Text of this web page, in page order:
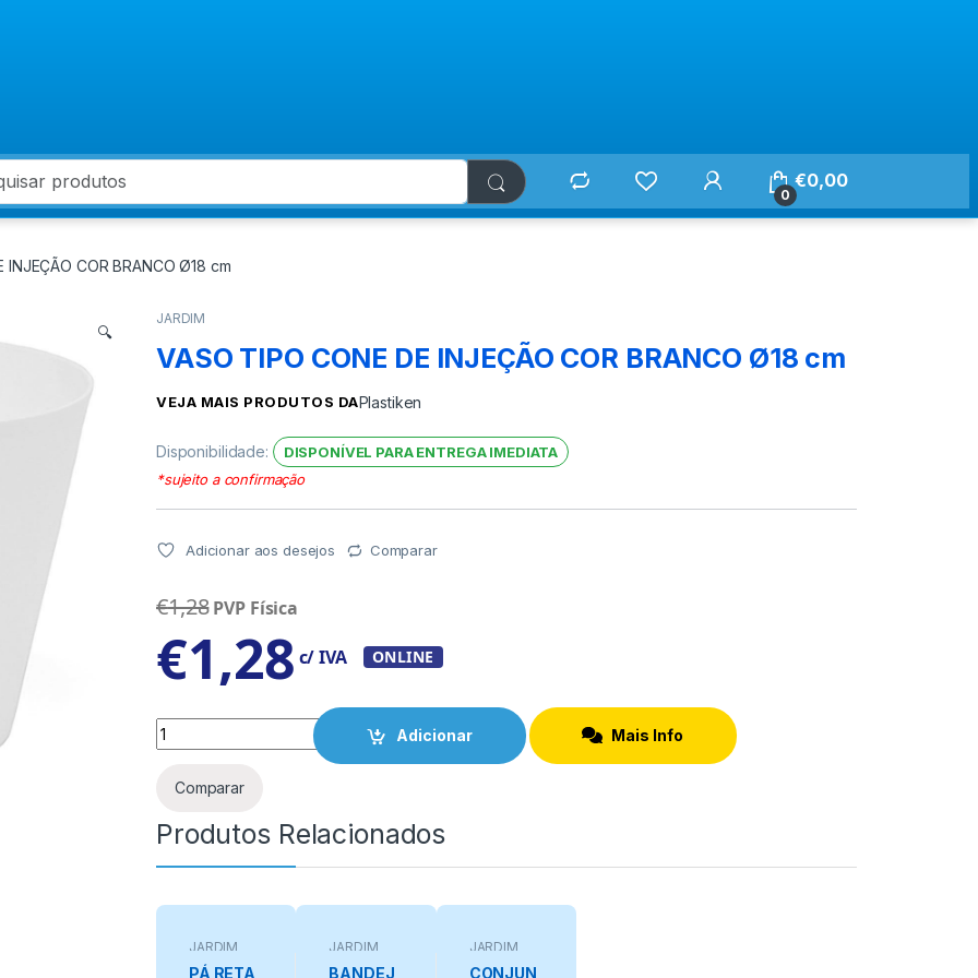
for:
0
€0,00
INJEÇÃO COR BRANCO Ø18 cm
🔍
JARDIM
VASO TIPO CONE DE INJEÇÃO COR BRANCO Ø18 cm
VEJA MAIS PRODUTOS DAPlastiken
Disponibilidade:
DISPONÍVEL PARA ENTREGA IMEDIATA
*sujeito a confirmação
Adicionar aos desejos Comparar
€1,28 PVP Física
€1,28 c/ IVA ONLINE
Quantity
Adicionar Mais Info
Comparar
Produtos Relacionados
JARDIM
PÁ RETA
JARDIM
BANDEJ
JARDIM
CONJUN